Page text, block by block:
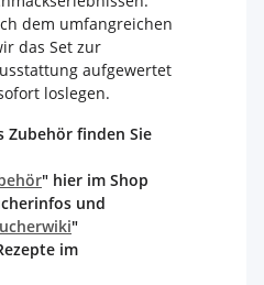
dem umfangreichen
das Set zur
aufgewertet
loslegen.
Zubehör finden Sie
" hier im Shop
und
"
im